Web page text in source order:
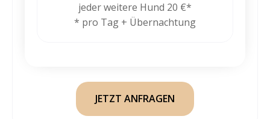
jeder weitere Hund 20 €*
* pro Tag + Übernachtung
JETZT ANFRAGEN